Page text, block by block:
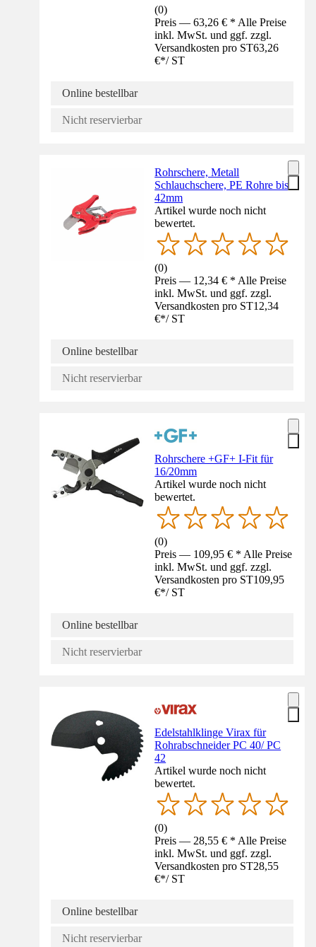
(0)
Preis — 63,26 € * Alle Preise
inkl. MwSt. und ggf. zzgl.
Versandkosten pro ST63,26
€*/ ST
Online bestellbar
Nicht reservierbar
Rohrschere, Metall
Schlauchschere, PE Rohre bis
42mm
Artikel wurde noch nicht
bewertet.
(0)
Preis — 12,34 € * Alle Preise
inkl. MwSt. und ggf. zzgl.
Versandkosten pro ST12,34
€*/ ST
Online bestellbar
Nicht reservierbar
Rohrschere +GF+ I-Fit für
16/20mm
Artikel wurde noch nicht
bewertet.
(0)
Preis — 109,95 € * Alle Preise
inkl. MwSt. und ggf. zzgl.
Versandkosten pro ST109,95
€*/ ST
Online bestellbar
Nicht reservierbar
Edelstahlklinge Virax für
Rohrabschneider PC 40/ PC
42
Artikel wurde noch nicht
bewertet.
(0)
Preis — 28,55 € * Alle Preise
inkl. MwSt. und ggf. zzgl.
Versandkosten pro ST28,55
€*/ ST
Online bestellbar
Nicht reservierbar